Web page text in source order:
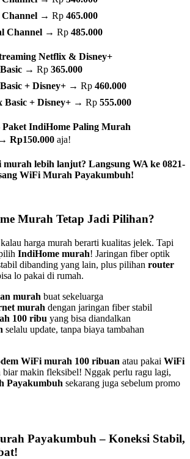
→ Rp 465.000
Channel → Rp 485.000
Netflix & Disney+
→ Rp 365.000
+ Disney+ → Rp 460.000
Basic + Disney+ → Rp 555.000
Paket IndiHome Paling Murah
→ Rp150.000 aja!
lebih lanjut? Langsung WA ke 0821-
WiFi Murah Payakumbuh!
Murah Tetap Jadi Pilihan?
harga murah berarti kualitas jelek. Tapi
IndiHome murah! Jaringan fiber optik
dibanding yang lain, plus pilihan router
lo pakai di rumah.
murah buat sekeluarga
murah dengan jaringan fiber stabil
100 ribu yang bisa diandalkan
selalu update, tanpa biaya tambahan
WiFi murah 100 ribuan atau pakai WiFi
biar makin fleksibel! Nggak perlu ragu lagi,
Payakumbuh sekarang juga sebelum promo
Payakumbuh – Koneksi Stabil,